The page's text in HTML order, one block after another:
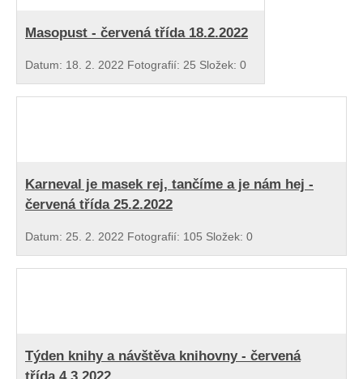
Masopust - červená třída 18.2.2022
Datum: 18. 2. 2022 Fotografií: 25 Složek: 0
Karneval je masek rej, tančíme a je nám hej -
červená třída 25.2.2022
Datum: 25. 2. 2022 Fotografií: 105 Složek: 0
Týden knihy a návštěva knihovny - červená
třída 4.3.2022